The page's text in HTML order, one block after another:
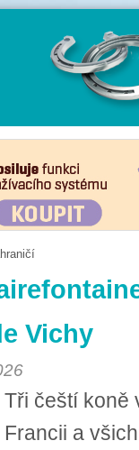
Vichy
Tři čeští koně
Francii a